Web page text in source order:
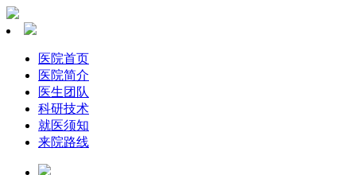
医院首页
医院简介
医生团队
科研技术
就医须知
来院路线